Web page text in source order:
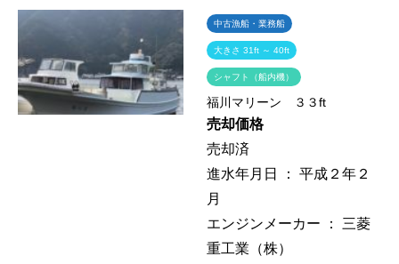
中古漁船・業務船
大きさ 31ft ～ 40ft
シャフト（船内機）
福川マリーン ３３ft
売却価格
売却済
進水年月日 ： 平成２年２
月
エンジンメーカー ： 三菱
重工業（株）